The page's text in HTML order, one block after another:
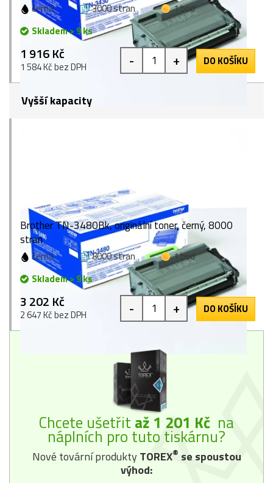
černá 3000 stran
1 bod
Skladem > 9 ks
1 916 Kč
1 584 Kč bez DPH - + DO KOŠÍKU
Vyšší kapacity
Brother TN-3480Bk, originální toner, černý, 8000
stran
černá 8000 stran
1 bod
Skladem > 9 ks
3 202 Kč
2 647 Kč bez DPH - + DO KOŠÍKU
Chcete ušetřit až 1 201 Kč na
náplních pro tuto tiskárnu?
Nové tovární produktyTOREX® se spoustou
výhod: